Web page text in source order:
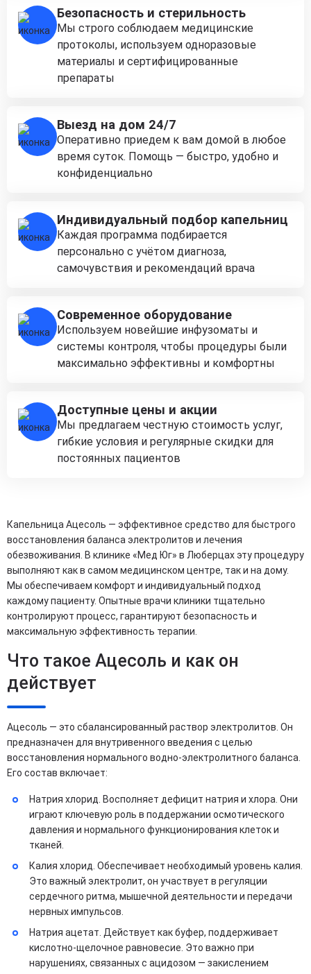
Безопасность и стерильность
Мы строго соблюдаем медицинские
протоколы, используем одноразовые
материалы и сертифицированные
препараты
Выезд на дом 24/7
Оперативно приедем к вам домой в любое
время суток. Помощь — быстро, удобно и
конфиденциально
Индивидуальный подбор капельниц
Каждая программа подбирается
персонально с учётом диагноза,
самочувствия и рекомендаций врача
Современное оборудование
Используем новейшие инфузоматы и
системы контроля, чтобы процедуры были
максимально эффективны и комфортны
Доступные цены и акции
Мы предлагаем честную стоимость услуг,
гибкие условия и регулярные скидки для
постоянных пациентов
Капельница Ацесоль — эффективное средство для быстрого
восстановления баланса электролитов и лечения
обезвоживания. В клинике «Мед Юг» в Люберцах эту процедуру
выполняют как в самом медицинском центре, так и на дому.
Мы обеспечиваем комфорт и индивидуальный подход
каждому пациенту. Опытные врачи клиники тщательно
контролируют процесс, гарантируют безопасность и
максимальную эффективность терапии.
Что такое Ацесоль и как он
действует
Ацесоль — это сбалансированный раствор электролитов. Он
предназначен для внутривенного введения с целью
восстановления нормального водно-электролитного баланса.
Его состав включает:
Натрия хлорид. Восполняет дефицит натрия и хлора. Они
играют ключевую роль в поддержании осмотического
давления и нормального функционирования клеток и
тканей.
Калия хлорид. Обеспечивает необходимый уровень калия.
Это важный электролит, он участвует в регуляции
сердечного ритма, мышечной деятельности и передачи
нервных импульсов.
Натрия ацетат. Действует как буфер, поддерживает
кислотно-щелочное равновесие. Это важно при
нарушениях, связанных с ацидозом — закислением